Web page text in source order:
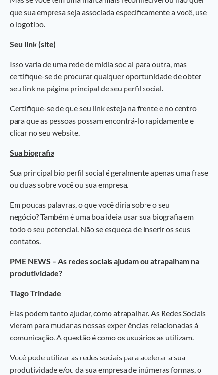
que sua empresa seja associada especificamente a você, use
o logotipo.
Seu link (site)
Isso varia de uma rede de mídia social para outra, mas
certifique-se de procurar qualquer oportunidade de obter
seu link na página principal de seu perfil social.
Certifique-se de que seu link esteja na frente e no centro
para que as pessoas possam encontrá-lo rapidamente e
clicar no seu website.
Sua biografia
Sua principal bio perfil social é geralmente apenas uma frase
ou duas sobre você ou sua empresa.
Em poucas palavras, o que você diria sobre o seu
negócio? Também é uma boa ideia usar sua biografia em
todo o seu potencial. Não se esqueça de inserir os seus
contatos.
PME NEWS – As redes sociais ajudam ou atrapalham na
produtividade?
Tiago Trindade
Elas podem tanto ajudar, como atrapalhar. As Redes Sociais
vieram para mudar as nossas experiências relacionadas à
comunicação. A questão é como os usuários as utilizam.
Você pode utilizar as redes sociais para acelerar a sua
produtividade e/ou da sua empresa de inúmeras formas, o